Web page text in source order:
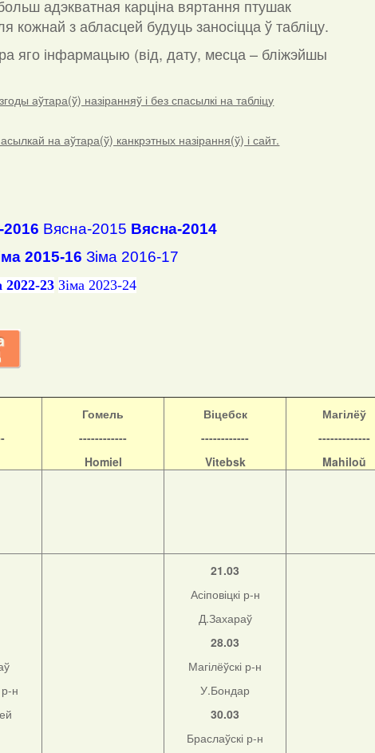
адэкватная карціна вяртання птушак
з абласцей будуць заносіцца ў табліцу.
яго інфармацыю (від, дату, месца – бліжэйшы
аўтара(ў) назіранняў і без спасылкі на табліцу
на аўтара(ў) канкрэтных назірання(ў) і сайт.
Вясна-2015 Вясна-2014
2015-16 Зіма 2016-17
2022-23 Зіма 2023-24
Гомель
------------
Homiel
Віцебск
------------
Vitebsk
Магілёў
-------------
Mahiloŭ
н
21.03
Асіповіцкі р-н
Д.Захараў
28.03
Магілёўскі р-н
У.Бондар
30.03
Браслаўскі р-н